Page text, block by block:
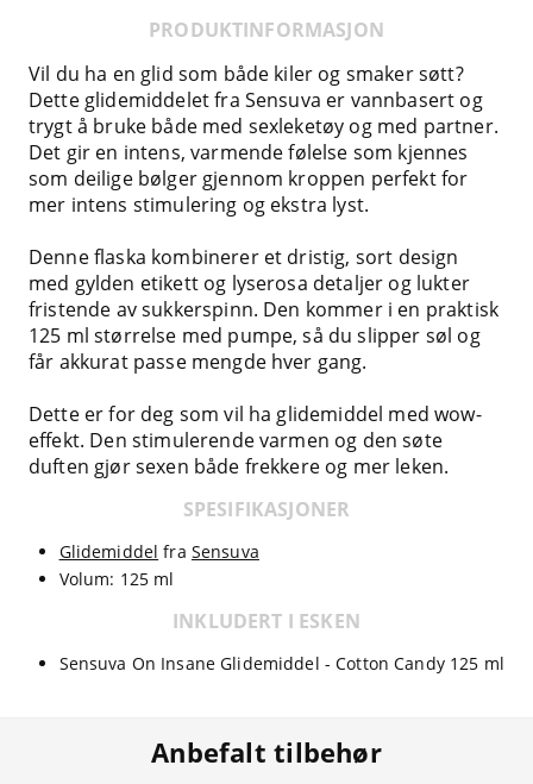
PRODUKTINFORMASJON
Vil du ha en glid som både kiler og smaker søtt?
Dette glidemiddelet fra Sensuva er vannbasert og
trygt å bruke både med sexleketøy og med partner.
Det gir en intens, varmende følelse som kjennes
som deilige bølger gjennom kroppen perfekt for
mer intens stimulering og ekstra lyst.
Denne flaska kombinerer et dristig, sort design
med gylden etikett og lyserosa detaljer og lukter
fristende av sukkerspinn. Den kommer i en praktisk
125 ml størrelse med pumpe, så du slipper søl og
får akkurat passe mengde hver gang.
Dette er for deg som vil ha glidemiddel med wow-
effekt. Den stimulerende varmen og den søte
duften gjør sexen både frekkere og mer leken.
SPESIFIKASJONER
Glidemiddel fra Sensuva
Volum: 125 ml
INKLUDERT I ESKEN
Sensuva On Insane Glidemiddel - Cotton Candy 125 ml
Anbefalt tilbehør